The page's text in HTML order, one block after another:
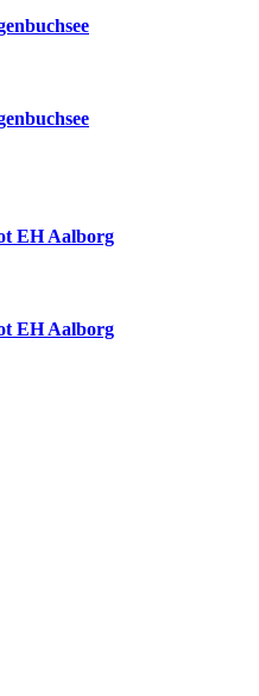
EH Aalborg
EH Aalborg